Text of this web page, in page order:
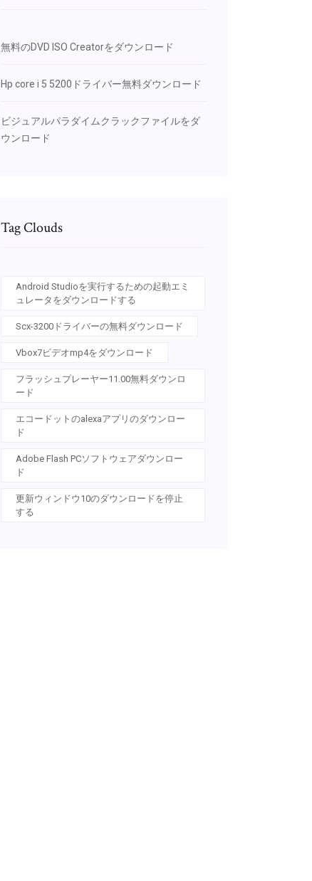
無料のDVD ISO Creatorをダウンロード
Hp core i 5 5200ドライバー無料ダウンロード
ビジュアルパラダイムクラックファイルをダ
ウンロード
Tag Clouds
Android Studioを実行するための起動エミ
ュレータをダウンロードする
Scx-3200ドライバーの無料ダウンロード
Vbox7ビデオmp4をダウンロード
フラッシュプレーヤー11.00無料ダウンロ
ード
エコードットのalexaアプリのダウンロー
ド
Adobe Flash PCソフトウェアダウンロー
ド
更新ウィンドウ10のダウンロードを停止
する